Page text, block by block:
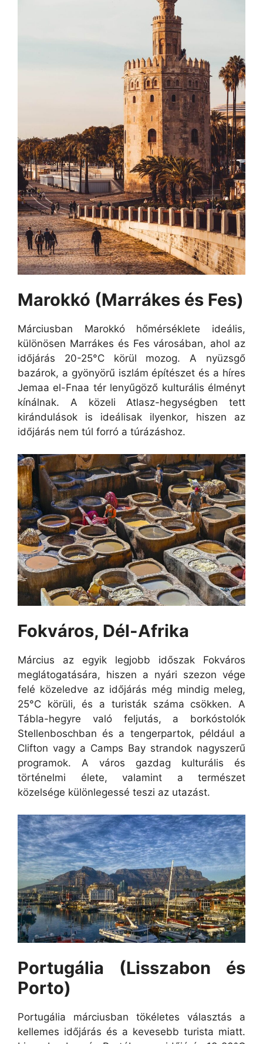
Marokkó (Marrákes és Fes)
Márciusban Marokkó hőmérséklete ideális,
különösen Marrákes és Fes városában, ahol az
időjárás 20-25°C körül mozog. A nyüzsgő
bazárok, a gyönyörű iszlám építészet és a híres
Jemaa el-Fnaa tér lenyűgöző kulturális élményt
kínálnak. A közeli Atlasz-hegységben tett
kirándulások is ideálisak ilyenkor, hiszen az
időjárás nem túl forró a túrázáshoz.
Fokváros, Dél-Afrika
Március az egyik legjobb időszak Fokváros
meglátogatására, hiszen a nyári szezon vége
felé közeledve az időjárás még mindig meleg,
25°C körüli, és a turisták száma csökken. A
Tábla-hegyre való feljutás, a borkóstolók
Stellenboschban és a tengerpartok, például a
Clifton vagy a Camps Bay strandok nagyszerű
programok. A város gazdag kulturális és
történelmi élete, valamint a természet
közelsége különlegessé teszi az utazást.
Portugália (Lisszabon és
Porto)
Portugália márciusban tökéletes választás a
kellemes időjárás és a kevesebb turista miatt.